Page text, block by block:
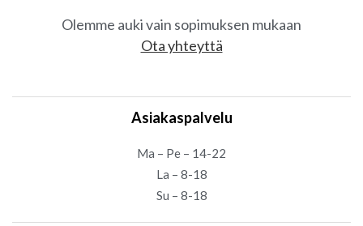
Olemme auki vain sopimuksen mukaan
Ota yhteyttä
Asiakaspalvelu
Ma – Pe – 14-22
La – 8-18
Su – 8-18